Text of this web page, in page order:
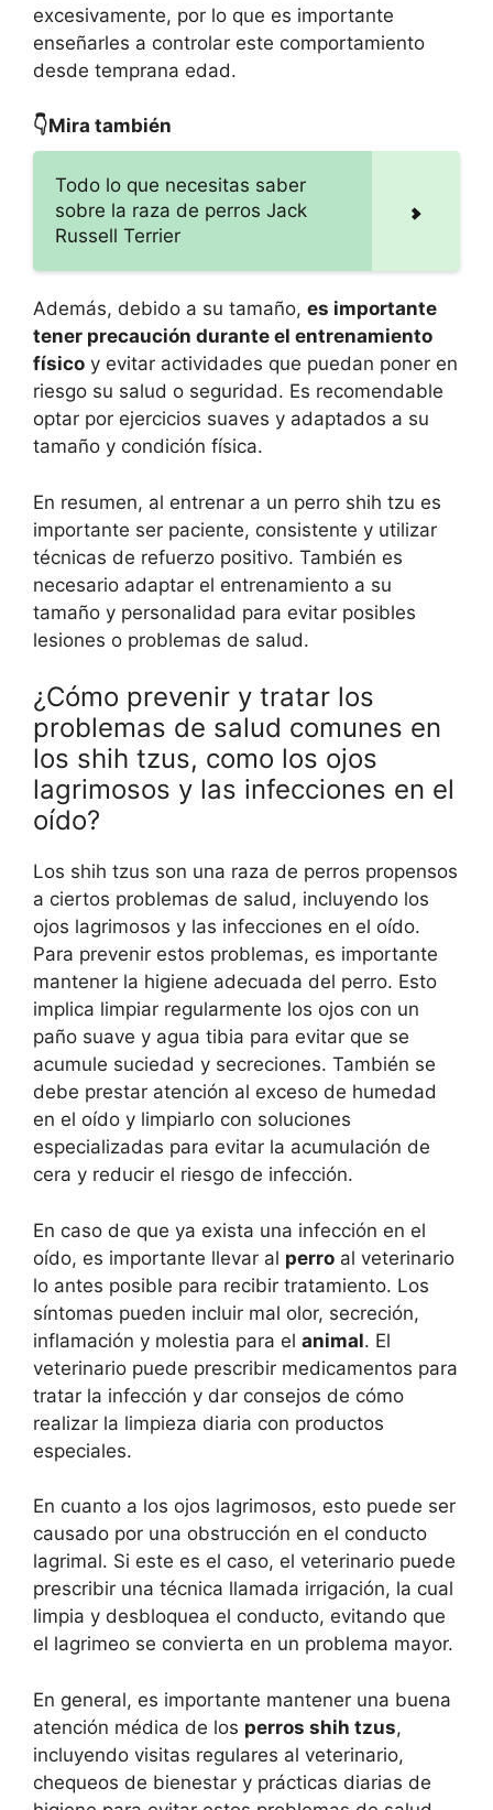
excesivamente, por lo que es importante
enseñarles a controlar este comportamiento
desde temprana edad.
👇Mira también
Todo lo que necesitas saber
sobre la raza de perros Jack
Russell Terrier
Además, debido a su tamaño, es importante
tener precaución durante el entrenamiento
físico y evitar actividades que puedan poner en
riesgo su salud o seguridad. Es recomendable
optar por ejercicios suaves y adaptados a su
tamaño y condición física.
En resumen, al entrenar a un perro shih tzu es
importante ser paciente, consistente y utilizar
técnicas de refuerzo positivo. También es
necesario adaptar el entrenamiento a su
tamaño y personalidad para evitar posibles
lesiones o problemas de salud.
¿Cómo prevenir y tratar los
problemas de salud comunes en
los shih tzus, como los ojos
lagrimosos y las infecciones en el
oído?
Los shih tzus son una raza de perros propensos
a ciertos problemas de salud, incluyendo los
ojos lagrimosos y las infecciones en el oído.
Para prevenir estos problemas, es importante
mantener la higiene adecuada del perro. Esto
implica limpiar regularmente los ojos con un
paño suave y agua tibia para evitar que se
acumule suciedad y secreciones. También se
debe prestar atención al exceso de humedad
en el oído y limpiarlo con soluciones
especializadas para evitar la acumulación de
cera y reducir el riesgo de infección.
En caso de que ya exista una infección en el
oído, es importante llevar al perro al veterinario
lo antes posible para recibir tratamiento. Los
síntomas pueden incluir mal olor, secreción,
inflamación y molestia para el animal. El
veterinario puede prescribir medicamentos para
tratar la infección y dar consejos de cómo
realizar la limpieza diaria con productos
especiales.
En cuanto a los ojos lagrimosos, esto puede ser
causado por una obstrucción en el conducto
lagrimal. Si este es el caso, el veterinario puede
prescribir una técnica llamada irrigación, la cual
limpia y desbloquea el conducto, evitando que
el lagrimeo se convierta en un problema mayor.
En general, es importante mantener una buena
atención médica de los perros shih tzus,
incluyendo visitas regulares al veterinario,
chequeos de bienestar y prácticas diarias de